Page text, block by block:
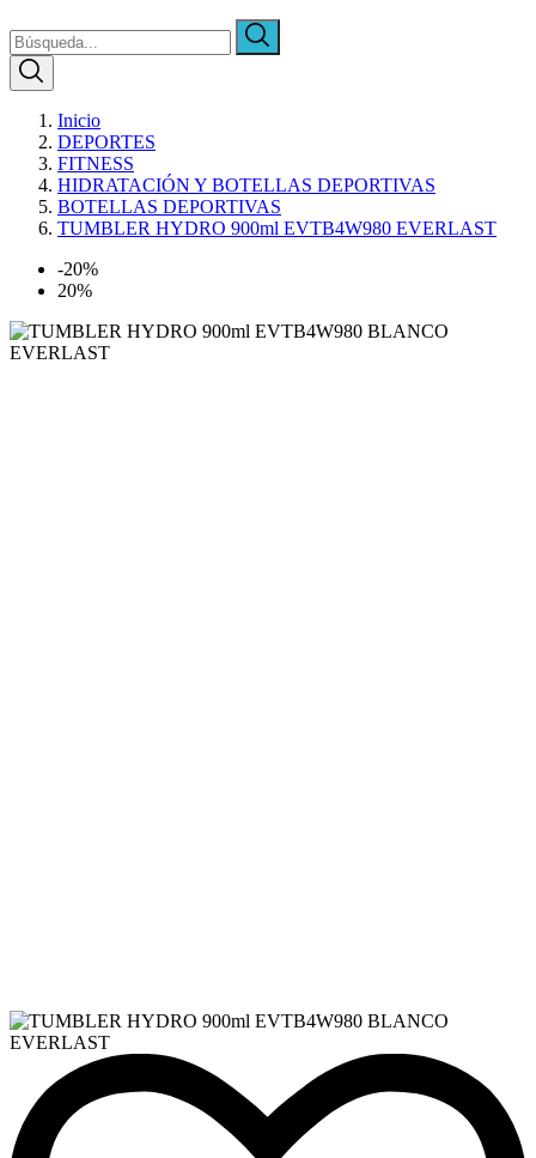
Inicio
DEPORTES
FITNESS
HIDRATACIÓN Y BOTELLAS DEPORTIVAS
BOTELLAS DEPORTIVAS
TUMBLER HYDRO 900ml EVTB4W980 EVERLAST
-20%
20%